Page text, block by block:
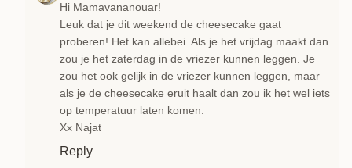
Hi Mamavananouar!
Leuk dat je dit weekend de cheesecake gaat
proberen! Het kan allebei. Als je het vrijdag maakt dan
zou je het zaterdag in de vriezer kunnen leggen. Je
zou het ook gelijk in de vriezer kunnen leggen, maar
als je de cheesecake eruit haalt dan zou ik het wel iets
op temperatuur laten komen.
Xx Najat
Reply